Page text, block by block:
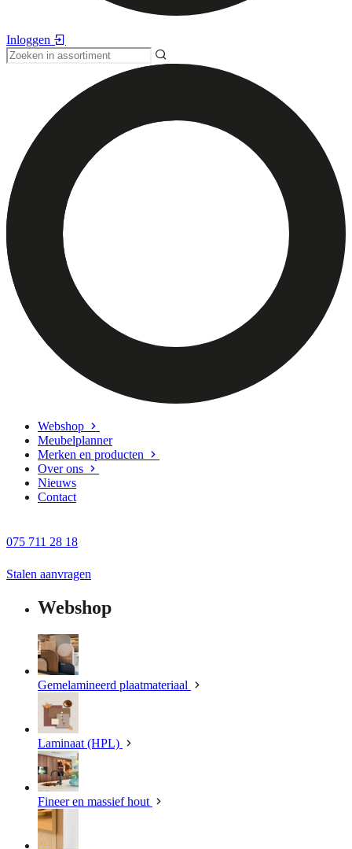
Inloggen
Webshop
Meubelplanner
Merken en producten
Over ons
Nieuws
Contact
075 711 28 18
Stalen aanvragen
Webshop
Gemelamineerd plaatmateriaal
Laminaat (HPL)
Fineer en massief hout